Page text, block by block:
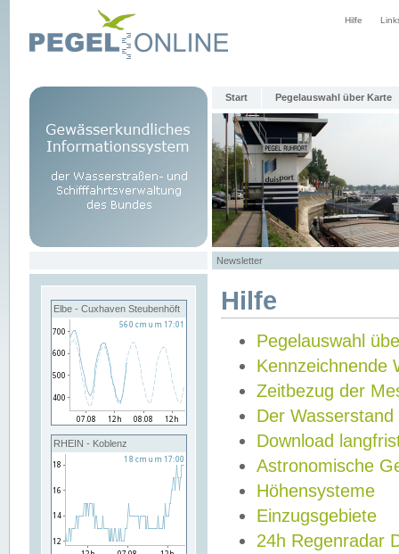
Hilfe
Start Pegelauswahl über Karte
Newsletter
Elbe - Cuxhaven Steubenhöft
RHEIN - Koblenz
Hilfe
Pegelauswahl
Kennzeichnende
Zeitbezug der
Der Wasserstand
Download
Astronomische
Höhensysteme
Einzugsgebiete
24h Regenradar